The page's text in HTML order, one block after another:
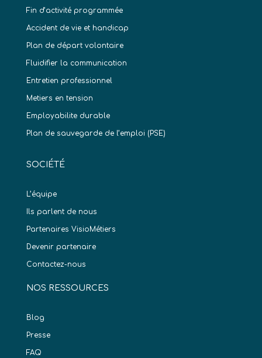
Fin d’activité programmée
Accident de vie et handicap
Plan de départ volontaire
Fluidifier la communication
Entretien professionnel
Metiers en tension
Employabilite durable
Plan de sauvegarde de l’emploi (PSE)
SOCIÉTÉ
L’équipe
Ils parlent de nous
Partenaires VisioMétiers
Devenir partenaire
Contactez-nous
NOS RESSOURCES
Blog
Presse
FAQ